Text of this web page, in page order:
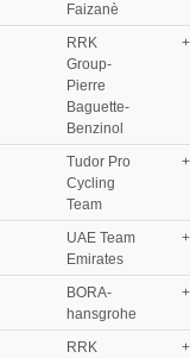
Faizanè
RRK
Group-
Pierre
Baguette-
Benzinol
Tudor Pro
Cycling
Team
UAE Team
Emirates
BORA-
hansgrohe
RRK